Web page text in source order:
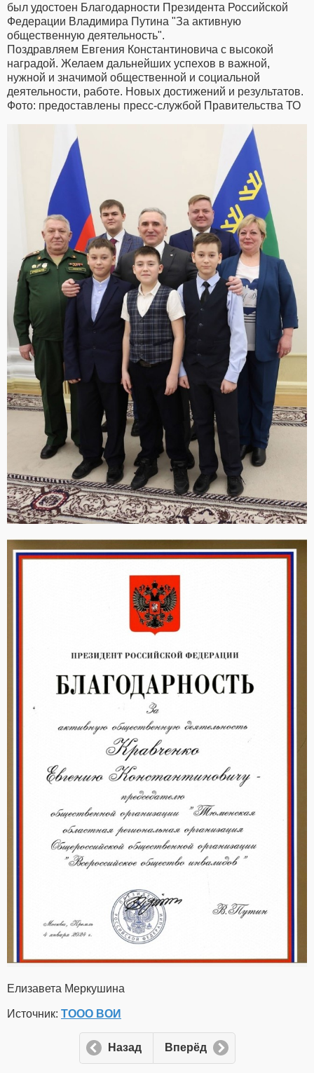
был удостоен Благодарности Президента Российской
Федерации Владимира Путина "За активную
общественную деятельность".
Поздравляем Евгения Константиновича с высокой
наградой. Желаем дальнейших успехов в важной,
нужной и значимой общественной и социальной
деятельности, работе. Новых достижений и результатов.
Фото: предоставлены пресс-службой Правительства ТО
Елизавета Меркушина
Источник: ТООО ВОИ
Назад Вперёд